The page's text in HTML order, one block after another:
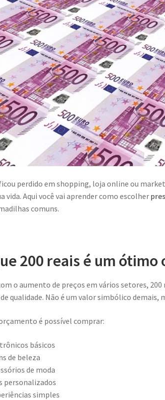
perdido em shopping, loja online ou
vida. Aqui você vai aprender como escolher
comuns.
200 reais é um
o aumento de preços em vários setores,
qualidade. Não é um valor simbólico
é possível comprar:
básicos
de beleza
de moda
personalizados
simples